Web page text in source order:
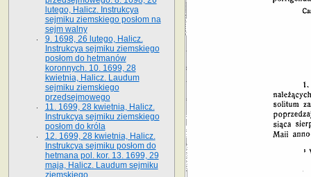
lutego, Halicz. Instrukcya
sejmiku ziemskiego posłom na
sejm walny
9. 1698, 26 lutego, Halicz.
Instrukcya sejmiku ziemskiego
posłom do hetmanów
koronnych. 10. 1699, 28
kwietnia, Halicz. Laudum
sejmiku ziemskiego
przedsejmowego
11. 1699, 28 kwietnia, Halicz.
Instrukcya sejmiku ziemskiego
posłom do króla
12. 1699, 28 kwietnia, Halicz.
Instrukcya sejmiku posłom do
hetmana pol. kor. 13. 1699, 29
maja, Halicz. Laudum sejmiku
ziemskiego